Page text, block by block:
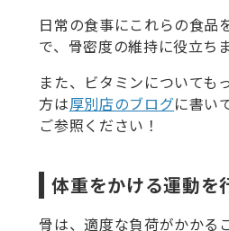
日常の食事にこれらの食品
で、骨密度の維持に役立ちま
また、ビタミンについても
方は厚別店のブログに書い
ご参照ください！
体重をかける運動を
骨は、適度な負荷がかかる